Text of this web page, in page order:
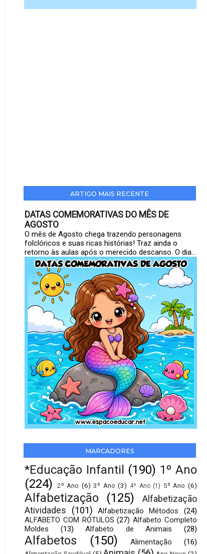
ARTIGO MAIS RECENTE
DATAS COMEMORATIVAS DO MÊS DE
AGOSTO
O mês de Agosto chega trazendo personagens
folclóricos e suas ricas histórias! Traz ainda o
retorno às aulas após o merecido descanso. O dia...
MARCADORES
*Educação Infantil (190) 1º Ano
(224)
2º Ano (6) 3º Ano (3) 4º Ano (1) 5º Ano (6)
Alfabetização (125)
Alfabetização
Atividades
(101) Alfabetização Métodos
(24)
ALFABETO COM RÓTULOS (27) Alfabeto Completo
Moldes
(13) Alfabeto de Animais (28)
Alfabetos (150) Alimentação (16)